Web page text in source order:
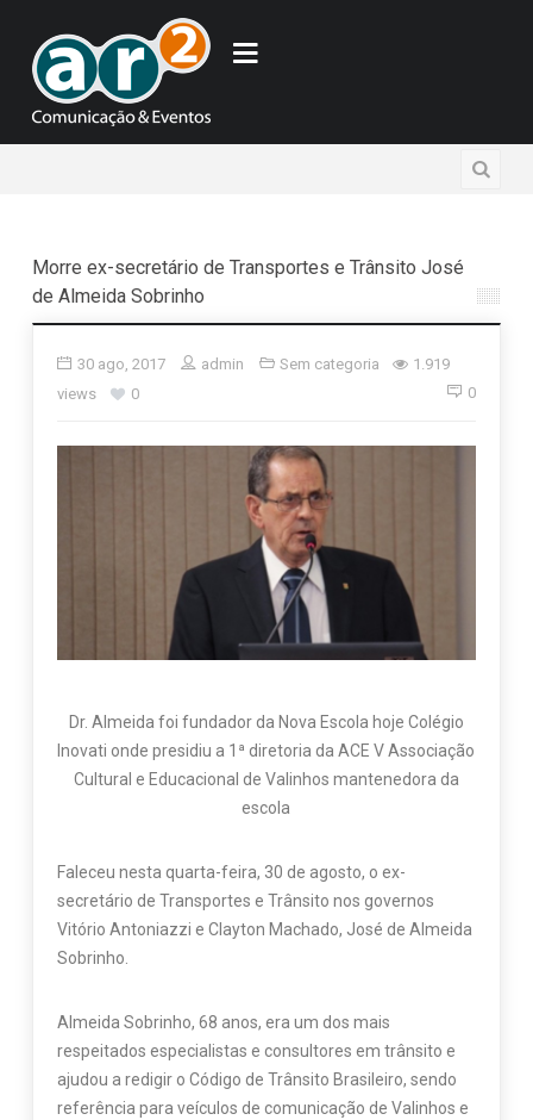
Morre ex-secretário de Transportes e Trânsito José
de Almeida Sobrinho
30 ago, 2017 admin Sem categoria
1.919
views
0 0
Dr. Almeida foi fundador da Nova Escola hoje Colégio
Inovati onde presidiu a 1ª diretoria da ACE V Associação
Cultural e Educacional de Valinhos mantenedora da
escola
Faleceu nesta quarta-feira, 30 de agosto, o ex-
secretário de Transportes e Trânsito nos governos
Vitório Antoniazzi e Clayton Machado, José de Almeida
Sobrinho.
Almeida Sobrinho, 68 anos, era um dos mais
respeitados especialistas e consultores em trânsito e
ajudou a redigir o Código de Trânsito Brasileiro, sendo
referência para veículos de comunicação de Valinhos e